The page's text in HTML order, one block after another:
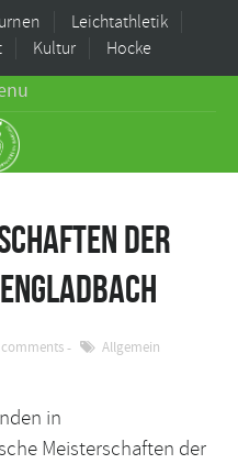
Leichtathletik
Kultur Hocke
der
Allgemein
in
Meisterschaften der